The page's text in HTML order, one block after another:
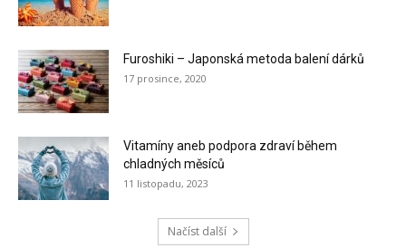
Furoshiki – Japonská metoda balení dárků
17 prosince, 2020
Vitamíny aneb podpora zdraví během
chladných měsíců
11 listopadu, 2023
Načíst další